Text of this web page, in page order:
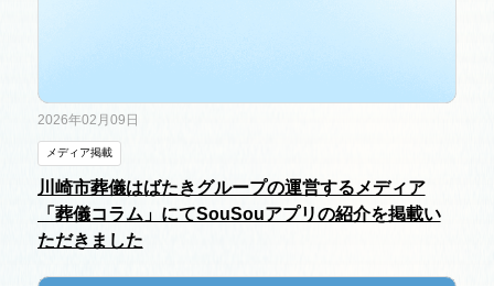
2026年02月09日
メディア掲載
川崎市葬儀はばたきグループの運営するメディア
「葬儀コラム」にてSouSouアプリの紹介を掲載い
ただきました